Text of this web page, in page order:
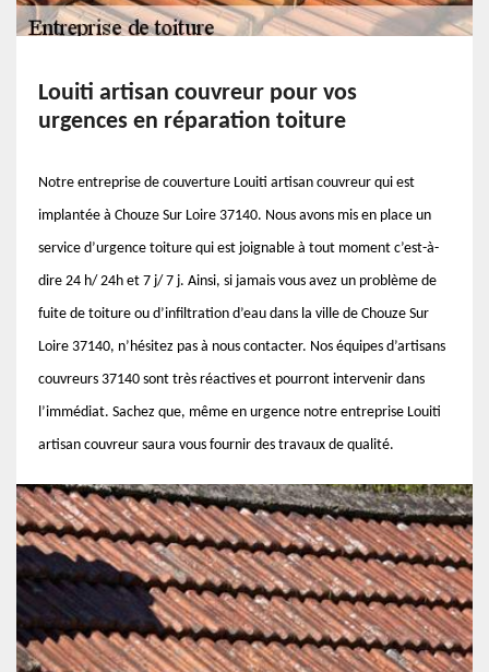
Louiti artisan couvreur pour vos
urgences en réparation toiture
Notre entreprise de couverture Louiti artisan couvreur qui est
implantée à Chouze Sur Loire 37140. Nous avons mis en place un
service d’urgence toiture qui est joignable à tout moment c’est-à-
dire 24 h/ 24h et 7 j/ 7 j. Ainsi, si jamais vous avez un problème de
fuite de toiture ou d’infiltration d’eau dans la ville de Chouze Sur
Loire 37140, n’hésitez pas à nous contacter. Nos équipes d’artisans
couvreurs 37140 sont très réactives et pourront intervenir dans
l’immédiat. Sachez que, même en urgence notre entreprise Louiti
artisan couvreur saura vous fournir des travaux de qualité.